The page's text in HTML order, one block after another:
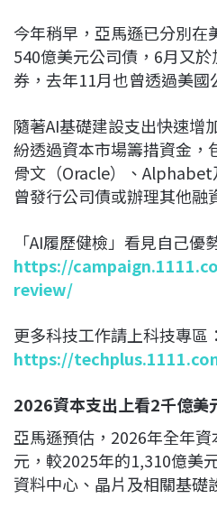
今年稍早，亞馬遜已分別在
540億美元公司債，6月又
券，去年11月也曾透過美國
隨著AI基礎建設支出快速增
紛透過資本市場籌措資金，
骨文（Oracle）、
曾發行公司債或辦理其他融
「AI履歷健檢」看見自己優
https://
review/
更多科技工作請上科技專區：
https://
2026資本支出上看2千億美
亞馬遜預估，2026年全年
元，較2025年的1,310億美
資料中心、晶片及相關基礎